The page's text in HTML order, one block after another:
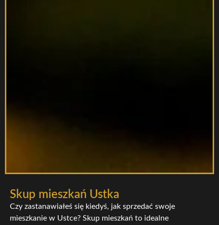
Skup mieszkań Ustka
Czy zastanawiałeś się kiedyś, jak sprzedać swoje
mieszkanie w Ustce? Skup mieszkań to idealne